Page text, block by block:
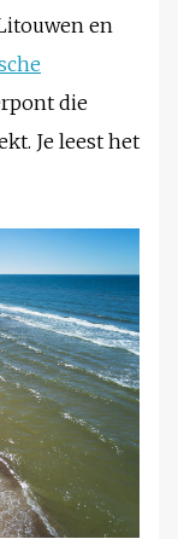
en
die
Je leest het